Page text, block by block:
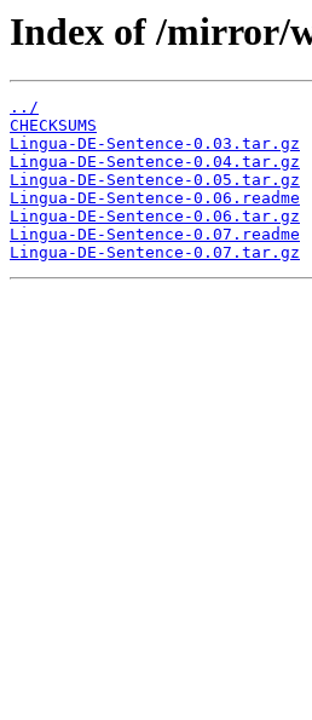
Index of /mirror/
../
CHECKSUMS
Lingua-DE-Sentence-0.03.tar.gz
Lingua-DE-Sentence-0.04.tar.gz
Lingua-DE-Sentence-0.05.tar.gz
Lingua-DE-Sentence-0.06.readme
Lingua-DE-Sentence-0.06.tar.gz
Lingua-DE-Sentence-0.07.readme
Lingua-DE-Sentence-0.07.tar.gz